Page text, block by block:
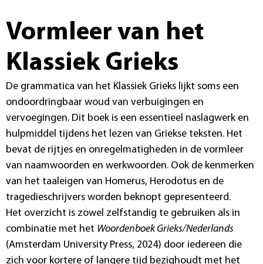
Vormleer van het
Klassiek Grieks
De grammatica van het Klassiek Grieks lijkt soms een
ondoordringbaar woud van verbuigingen en
vervoegingen. Dit boek is een essentieel naslagwerk en
hulpmiddel tijdens het lezen van Griekse teksten. Het
bevat de rijtjes en onregelmatigheden in de vormleer
van naamwoorden en werkwoorden. Ook de kenmerken
van het taaleigen van Homerus, Herodotus en de
tragedieschrijvers worden beknopt gepresenteerd.
Het overzicht is zowel zelfstandig te gebruiken als in
combinatie met het Woordenboek Grieks/Nederlands
(Amsterdam University Press, 2024) door iedereen die
zich voor kortere of langere tijd bezighoudt met het